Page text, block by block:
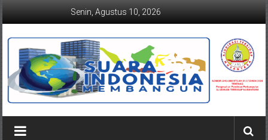
Senin, Agustus 10, 2026